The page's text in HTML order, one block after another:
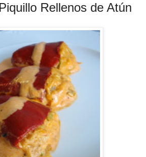
Rellenos de Atún